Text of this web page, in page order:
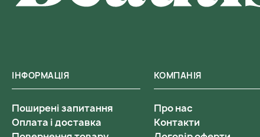
ІНФОРМАЦІЯ
Поширені запитання
Оплата і доставка
КОМПАНІЯ
Про нас
Контакти